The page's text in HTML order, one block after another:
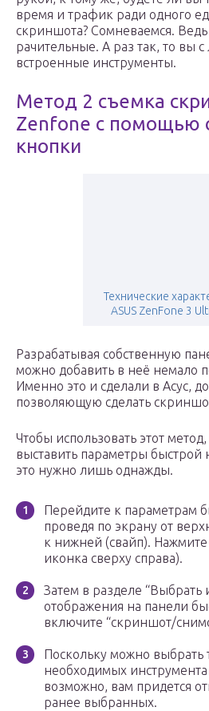
время и трафик ради одного
скриншота? Сомневаемся.
рачительные. А раз так, то вы с
встроенные инструменты.
Метод 2 съемка
Zenfone с помощью
кнопки
Технические
ASUS ZenFone 3
Разрабатывая собственную
можно добавить в неё немало
Именно это и сделали в Асус,
позволяющую сделать
Чтобы использовать этот
выставить параметры быстрой
это нужно лишь однажды.
Перейдите к параметрам
проведя по экрану от
к нижней (свайп). Нажмите
иконка сверху справа).
Затем в разделе “Выбрать
отображения на панели
включите “скриншот/
Поскольку можно выбрать
необходимых инструмента
возможно, вам придется
ранее выбранных.